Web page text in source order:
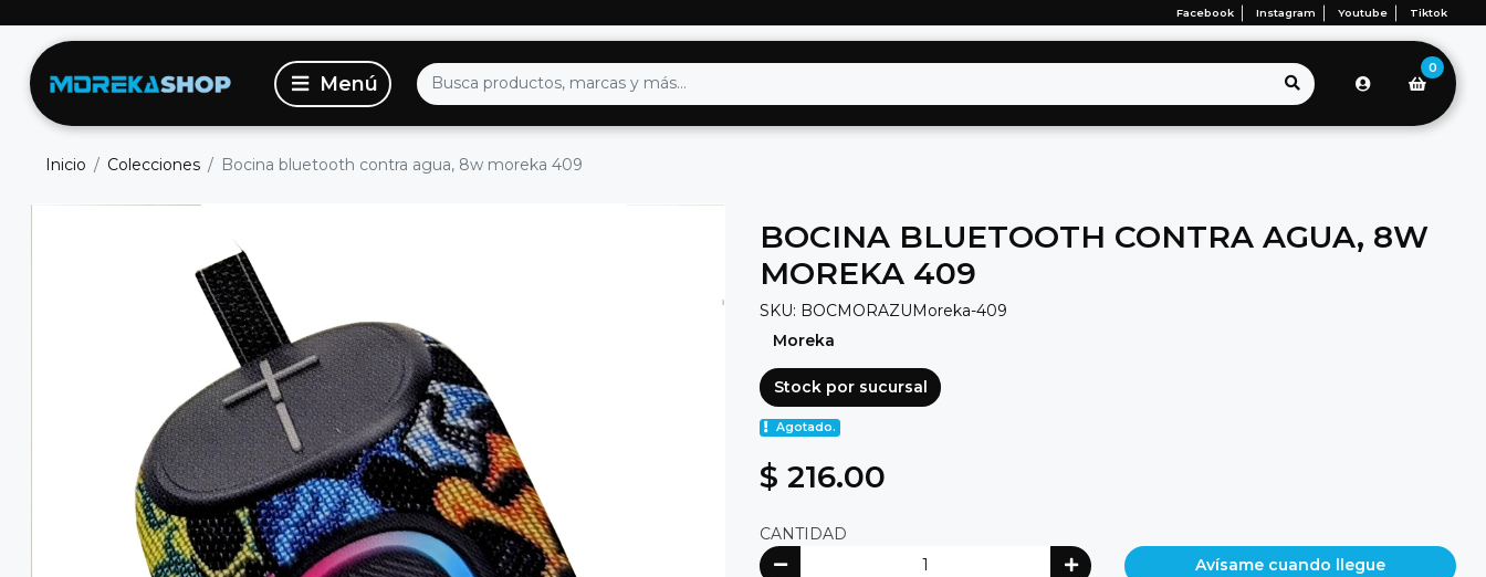
Facebook Instagram Youtube Tiktok
0
Inicio Colecciones Bocina bluetooth contra agua, 8w moreka 409
BOCINA BLUETOOTH CONTRA AGUA, 8W
MOREKA 409
SKU: BOCMORAZUMoreka-409
Moreka
Stock por sucursal
Agotado.
$ 216.00
CANTIDAD
Avísame cuando llegue